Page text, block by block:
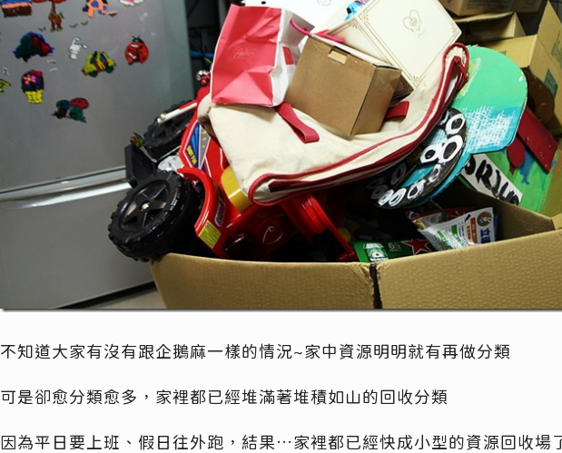
不知道大家有沒有跟企鵝麻一樣的情況~家中資源明明就有再做分類
可是卻愈分類愈多，家裡都已經堆滿著堆積如山的回收分類
因為平日要上班、假日往外跑，結果…家裡都已經快成小型的資源回收場